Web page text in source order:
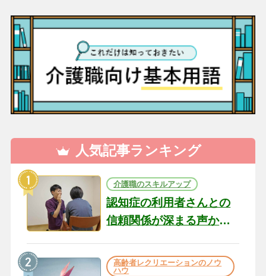
人気記事ランキング
介護職のスキルアップ
認知症の利用者さんとの
信頼関係が深まる声かけ
の現場から（22）
高齢者レクリエーションのノウ
ハウ